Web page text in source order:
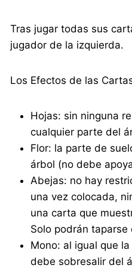
Tras jugar todas sus
jugador de la izquierda.
Los Efectos de las
Hojas: sin ninguna
cualquier parte del
Flor: la parte de
árbol (no debe
Abejas: no hay
una vez colocada,
una carta que
Solo podrán taparse
Mono: al igual que
debe sobresalir del